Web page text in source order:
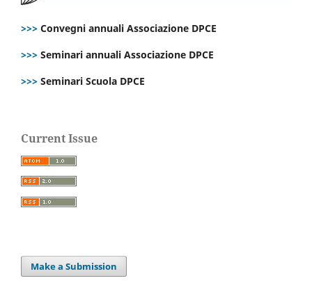
>>> Convegni annuali Associazione DPCE
>>> Seminari annuali Associazione DPCE
>>> Seminari Scuola DPCE
Current Issue
Make a Submission